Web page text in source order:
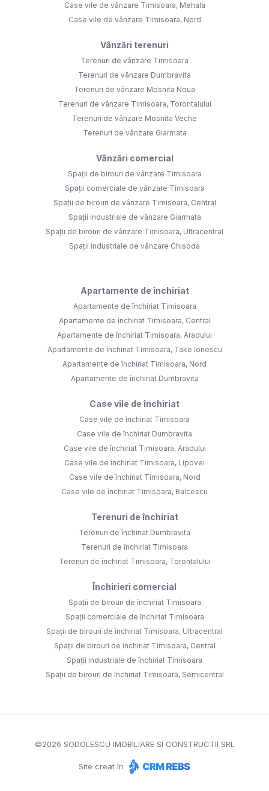
Case vile de vânzare Timisoara, Mehala
Case vile de vânzare Timisoara, Nord
Vânzări terenuri
Terenuri de vânzare Timisoara
Terenuri de vânzare Dumbravita
Terenuri de vânzare Mosnita Noua
Terenuri de vânzare Timisoara, Torontalului
Terenuri de vânzare Mosnita Veche
Terenuri de vânzare Giarmata
Vânzări comercial
Spații de birouri de vânzare Timisoara
Spații comerciale de vânzare Timisoara
Spații de birouri de vânzare Timisoara, Central
Spații industriale de vânzare Giarmata
Spații de birouri de vânzare Timisoara, Ultracentral
Spații industriale de vânzare Chisoda
Apartamente de închiriat
Apartamente de închiriat Timisoara
Apartamente de închiriat Timisoara, Central
Apartamente de închiriat Timisoara, Aradului
Apartamente de închiriat Timisoara, Take Ionescu
Apartamente de închiriat Timisoara, Nord
Apartamente de închiriat Dumbravita
Case vile de închiriat
Case vile de închiriat Timisoara
Case vile de închiriat Dumbravita
Case vile de închiriat Timisoara, Aradului
Case vile de închiriat Timisoara, Lipovei
Case vile de închiriat Timisoara, Nord
Case vile de închiriat Timisoara, Balcescu
Terenuri de închiriat
Terenuri de închiriat Dumbravita
Terenuri de închiriat Timisoara
Terenuri de închiriat Timisoara, Torontalului
Închirieri comercial
Spații de birouri de închiriat Timisoara
Spații comerciale de închiriat Timisoara
Spații de birouri de închiriat Timisoara, Ultracentral
Spații de birouri de închiriat Timisoara, Central
Spații industriale de închiriat Timisoara
Spații de birouri de închiriat Timisoara, Semicentral
©2026 SODOLESCU IMOBILIARE SI CONSTRUCTII SRL
Site creat în